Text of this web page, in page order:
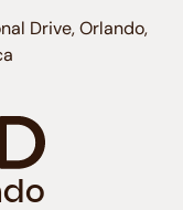
Drive, Orlando,